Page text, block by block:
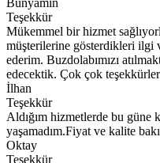
Bünyamin
Teşekkür
Mükemmel bir hizmet
müşterilerine gösterdikleri ilgi
ederim. Buzdolabımızı
edecektik. Çok çok teşekkürler
İlhan
Teşekkür
Aldığım hizmetlerde bu güne
yaşamadım.Fiyat ve kalite
Oktay
Teşekkür